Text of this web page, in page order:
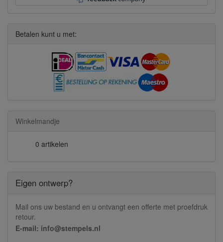
Betalen kunt u met:
Winkelmandje
0 artikelen
Eigen ontwerp?
Mail ons uw bestand en u ontvangt een offerte met proefdruk
retour.
E-mail: info@stempels.nl